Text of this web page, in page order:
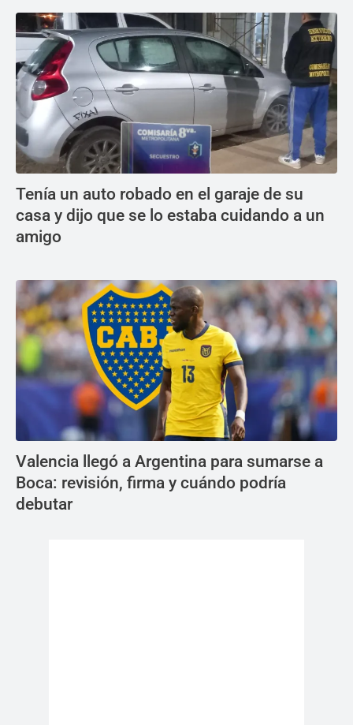
Tenía un auto robado en el garaje de su
casa y dijo que se lo estaba cuidando a un
amigo
Valencia llegó a Argentina para sumarse a
Boca: revisión, firma y cuándo podría
debutar